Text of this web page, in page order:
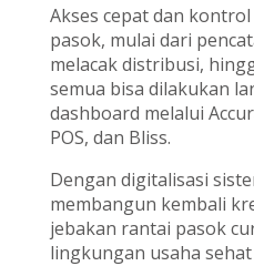
Akses cepat dan
pasok, mulai dari
melacak distribusi,
semua bisa dilakukan
dashboard melalui
POS, dan Bliss.
Dengan digitalisasi
membangun kembali
jebakan rantai pasok
lingkungan usaha